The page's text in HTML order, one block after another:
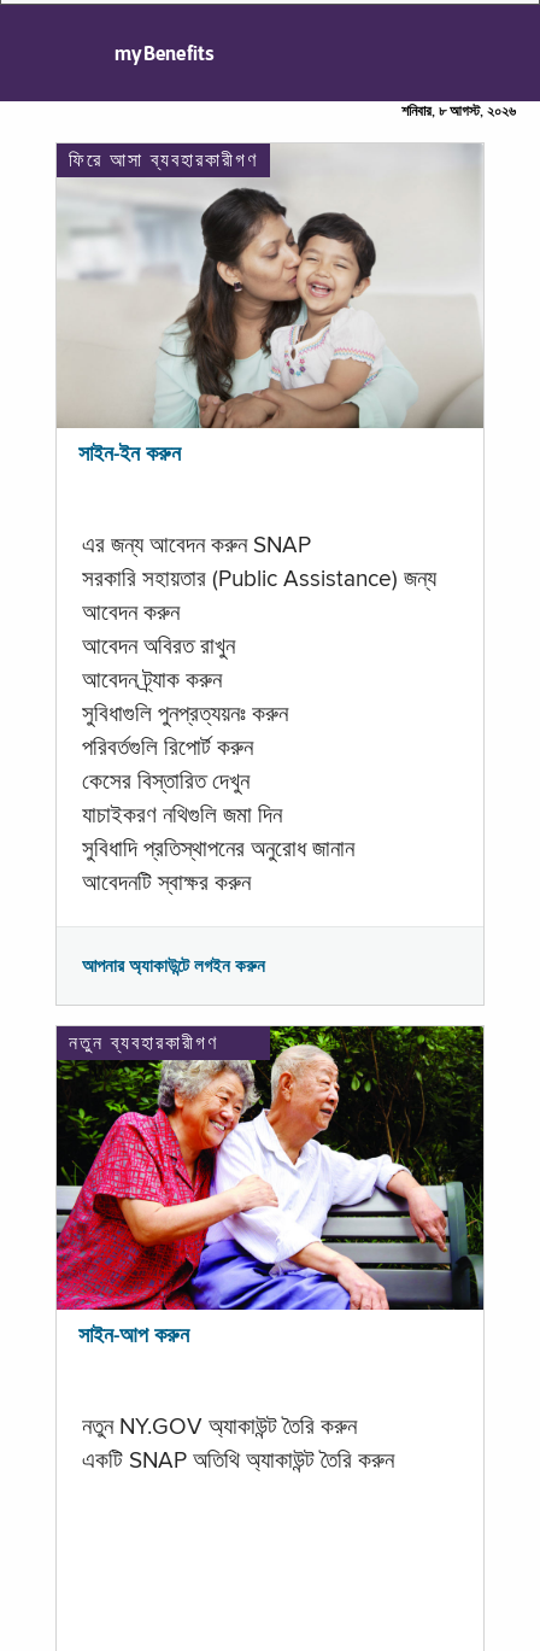
myBenefits
শনিবার, ৮ আগস্ট, ২০২৬
ফিরে আসা ব্যবহারকারীগণ
সাইন-ইন করুন
এর জন্য আবেদন করুন SNAP
সরকারি সহায়তার (Public Assistance) জন্য
আবেদন করুন
আবেদন অবিরত রাখুন
আবেদন ট্র্যাক করুন
সুবিধাগুলি পুনপ্রত্যয়নঃ করুন
পরিবর্তগুলি রিপোর্ট করুন
কেসের বিস্তারিত দেখুন
যাচাইকরণ নথিগুলি জমা দিন
সুবিধাদি প্রতিস্থাপনের অনুরোধ জানান
আবেদনটি স্বাক্ষর করুন
আপনার অ্যাকাউন্টে লগইন করুন
নতুন ব্যবহারকারীগণ
সাইন-আপ করুন
নতুন NY.GOV অ্যাকাউন্ট তৈরি করুন
একটি SNAP অতিথি অ্যাকাউন্ট তৈরি করুন